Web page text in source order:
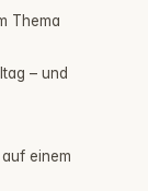
Thema
– und
einem